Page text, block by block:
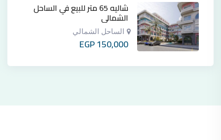
شاليه 65 متر للبيع في الساحل
الشمالي
الساحل الشمالي
EGP150,000